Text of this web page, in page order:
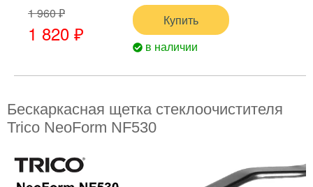
1 960 ₽
1 820 ₽
Купить
в наличии
Бескаркасная щетка стеклоочистителя
Trico NeoForm NF530